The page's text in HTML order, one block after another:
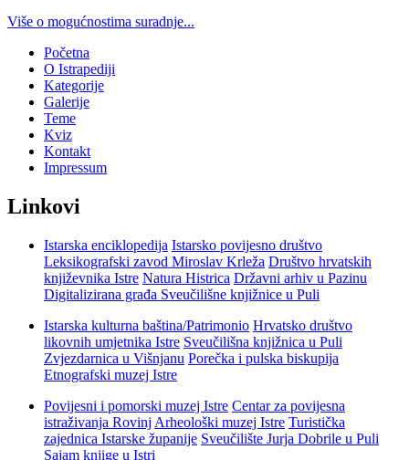
Više o mogućnostima suradnje...
Početna
O Istrapediji
Kategorije
Galerije
Teme
Kviz
Kontakt
Impressum
Linkovi
Istarska enciklopedija Istarsko povijesno društvo
Leksikografski zavod Miroslav Krleža Društvo hrvatskih
književnika Istre Natura Histrica Državni arhiv u Pazinu
Digitalizirana građa Sveučilišne knjižnice u Puli
Istarska kulturna baština/Patrimonio Hrvatsko društvo
likovnih umjetnika Istre Sveučilišna knjižnica u Puli
Zvjezdarnica u Višnjanu Porečka i pulska biskupija
Etnografski muzej Istre
Povijesni i pomorski muzej Istre Centar za povijesna
istraživanja Rovinj Arheološki muzej Istre Turistička
zajednica Istarske županije Sveučilište Jurja Dobrile u Puli
Sajam knjige u Istri